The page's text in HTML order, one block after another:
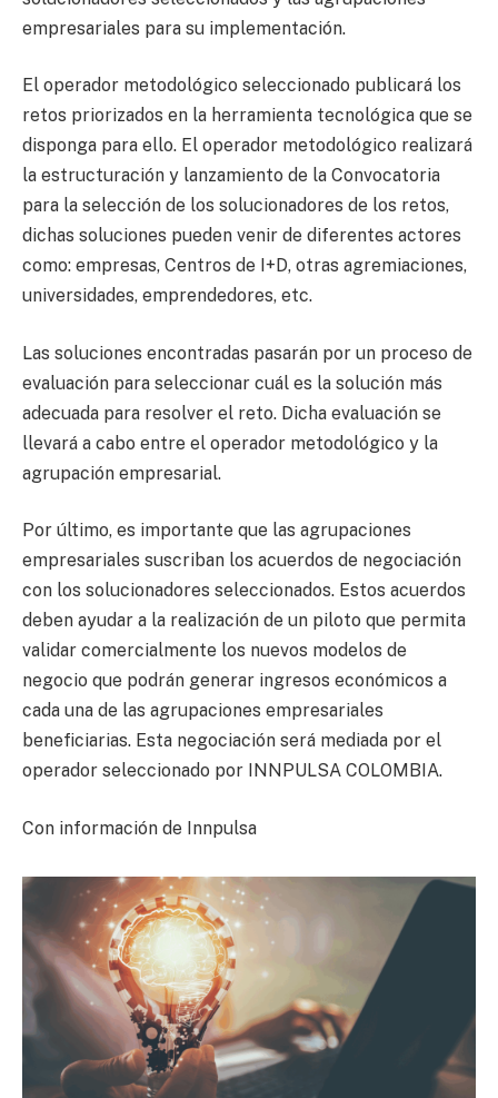
empresariales para su implementación.
El operador metodológico seleccionado publicará los
retos priorizados en la herramienta tecnológica que se
disponga para ello. El operador metodológico realizará
la estructuración y lanzamiento de la Convocatoria
para la selección de los solucionadores de los retos,
dichas soluciones pueden venir de diferentes actores
como: empresas, Centros de I+D, otras agremiaciones,
universidades, emprendedores, etc.
Las soluciones encontradas pasarán por un proceso de
evaluación para seleccionar cuál es la solución más
adecuada para resolver el reto. Dicha evaluación se
llevará a cabo entre el operador metodológico y la
agrupación empresarial.
Por último, es importante que las agrupaciones
empresariales suscriban los acuerdos de negociación
con los solucionadores seleccionados. Estos acuerdos
deben ayudar a la realización de un piloto que permita
validar comercialmente los nuevos modelos de
negocio que podrán generar ingresos económicos a
cada una de las agrupaciones empresariales
beneficiarias. Esta negociación será mediada por el
operador seleccionado por INNPULSA COLOMBIA.
Con información de Innpulsa